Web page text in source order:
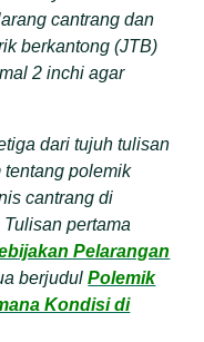
cantrang dan
berkantong (JTB)
2 inchi agar
dari tujuh tulisan
polemik
cantrang di
pertama
Pelarangan
berjudulPolemik
Kondisi di